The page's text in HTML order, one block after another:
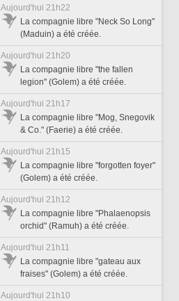
Aujourd'hui 21h22
La compagnie libre "Neck So Long"
(Maduin) a été créée.
Aujourd'hui 21h20
La compagnie libre "the fallen
legion" (Golem) a été créée.
Aujourd'hui 21h17
La compagnie libre "Mog, Snegovik
& Co." (Faerie) a été créée.
Aujourd'hui 21h15
La compagnie libre "forgotten foyer"
(Golem) a été créée.
Aujourd'hui 21h12
La compagnie libre "Phalaenopsis
orchid" (Ramuh) a été créée.
Aujourd'hui 21h11
La compagnie libre "gateau aux
fraises" (Golem) a été créée.
Aujourd'hui 21h10